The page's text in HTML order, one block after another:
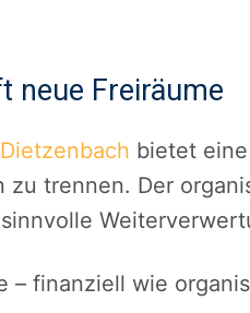
neue Freiräume
bietet
trennen. Der
– finanziell wie